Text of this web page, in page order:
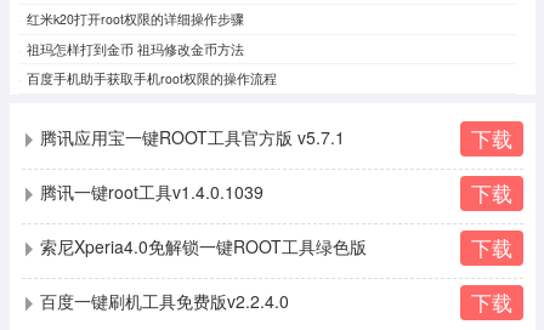
红米k20打开root权限的详细操作步骤
祖玛怎样打到金币 祖玛修改金币方法
百度手机助手获取手机root权限的操作流程
腾讯应用宝一键ROOT工具官方版 v5.7.1 下载
腾讯一键root工具v1.4.0.1039 下载
索尼Xperia4.0免解锁一键ROOT工具绿色版 下载
百度一键刷机工具免费版v2.2.4.0 下载